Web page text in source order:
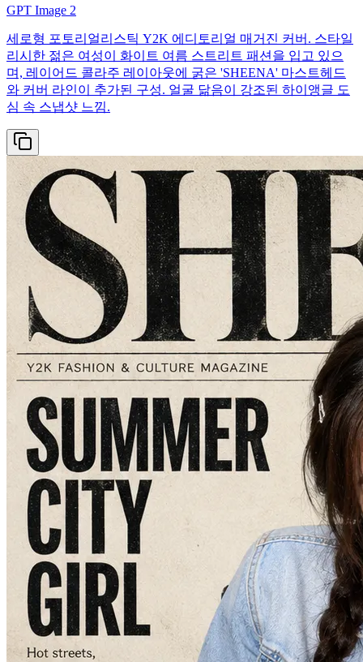
GPT Image 2
세로형 포토리얼리스틱 Y2K 에디토리얼 매거진 커버. 스타일
리시한 젊은 여성이 화이트 여름 스트리트 패션을 입고 있으
며, 레이어드 콜라주 레이아웃에 굵은 'SHEENA' 마스트헤드
와 커버 라인이 추가된 구성. 얼굴 닮음이 강조된 하이앵글 도
심 속 스냅샷 느낌.